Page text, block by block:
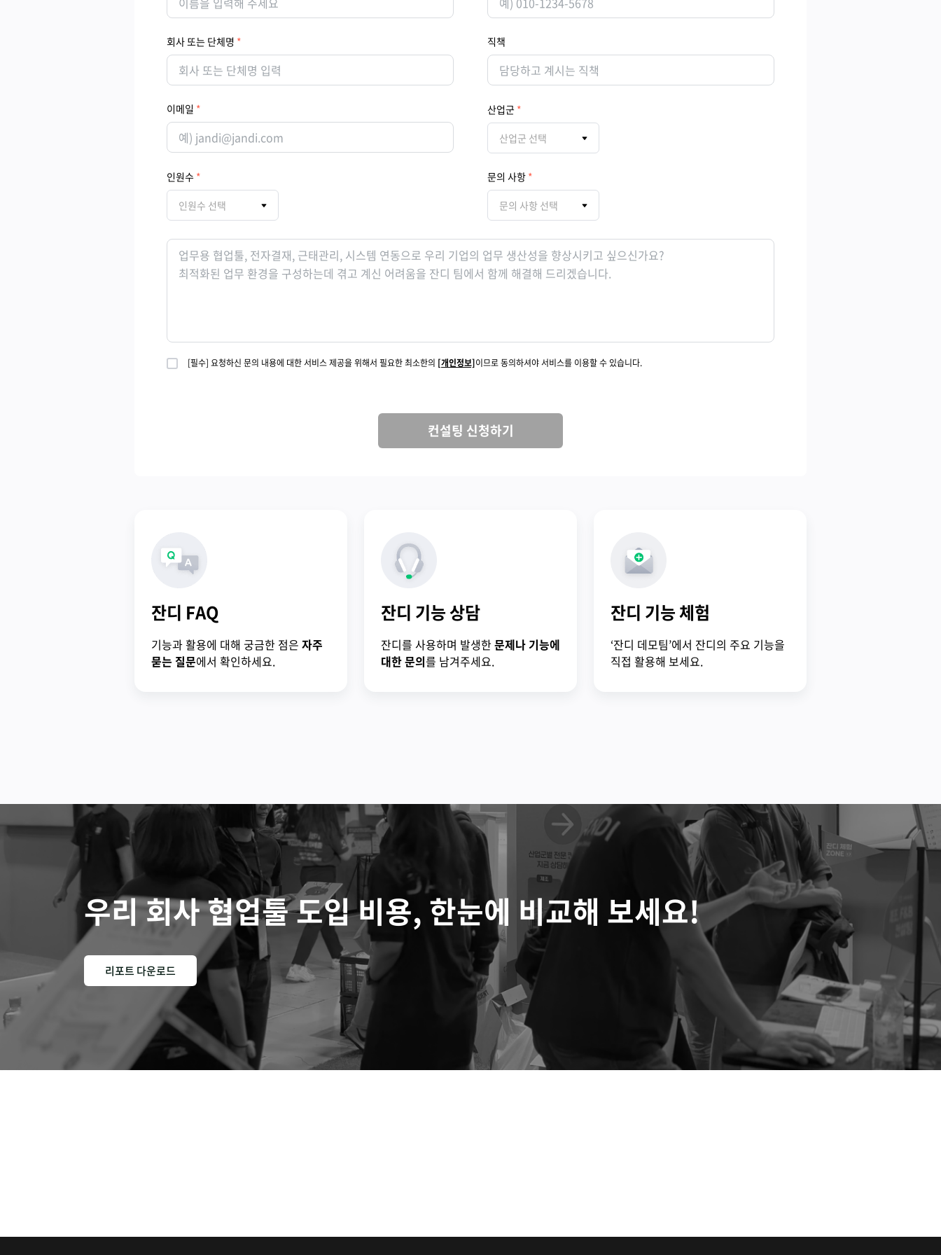
회사 또는 단체명 직책
이메일 산업군
산업군 선택
인원수
인원수 선택
문의 사항
문의 사항 선택
[필수] 요청하신 문의 내용에 대한 서비스 제공을 위해서 필요한 최소한의 [개인정보]이므로 동의하셔야 서비스를 이용할 수 있습니다.
컨설팅 신청하기
잔디 FAQ
기능과 활용에 대해 궁금한 점은 자주
묻는 질문에서 확인하세요.
잔디 기능 상담
잔디를 사용하며 발생한 문제나 기능에
대한 문의를 남겨주세요.
잔디 기능 체험
‘잔디 데모팀’에서 잔디의 주요 기능을
직접 활용해 보세요.
우리 회사 협업툴 도입 비용, 한눈에 비교해 보세요!
리포트 다운로드